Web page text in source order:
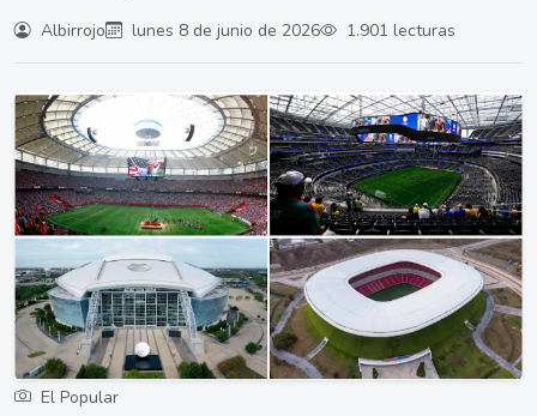
Albirrojo lunes 8 de junio de 2026 1.901 lecturas
El Popular